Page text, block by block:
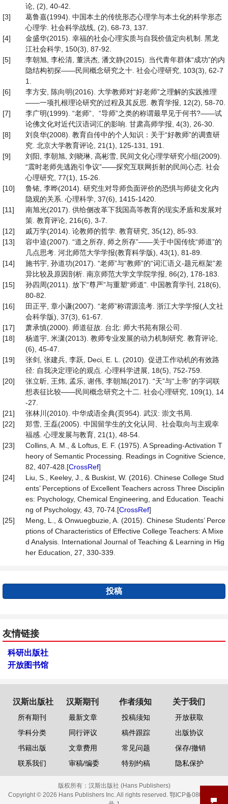
论, (2), 40-42.
[3]
葛鲁嘉(1994). 中国本土的传统形态心理学与本土化的科学形态
心理学. 社会科学战线, (2), 68-73, 137.
[4]
金盛华(2015). 幸福的社会心理实质与自我价值定向机制. 黑龙
江社会科学, 150(3), 87-92.
[5]
李朝旭, 李松清, 董洪杰, 潘文静(2015). 当代青年群体“成功”的内
隐结构初探——民间概念研究之十. 社会心理研究, 103(3), 62-7
1.
[6]
李方安, 陈向明(2016). 大学教师对“好老师”之理解的实践推理
——一项扎根理论研究的过程及其反思. 教育学报, 12(2), 58-70.
[7]
李广明(1999). “老师”、“导师”之类的称谓最早见于何书?——试
论佛文化对近代汉语词汇的影响. 甘肃高师学报, 4(3), 26-30.
[8]
刘良华(2008). 教育自传中的个人知识：关于“好教师”的调查研
究. 北京大学教育评论, 21(1), 125-131, 191.
[9]
刘阳, 李朝旭, 刘晓琳, 高彬雪, 民间文化心理学研究小组(2009).
“震时老师先逃跑引争议”——探究互联网折射的民间心态. 社会
心理研究, 77(1), 15-26.
[10]
鲁铱, 李晔(2014). 研究生对导师负面评价的恐惧与师徒文化内
隐观的关系. 心理科学, 37(6), 1415-1420.
[11]
南旭光(2017). 供给侧改革下我国高等教育的现实矛盾和发展对
策. 教育评论, 216(6), 3-7.
[12]
戚万学(2014). 论教师的哲学. 教育研究, 35(12), 85-93.
[13]
容中逵(2007). “道之所存, 师之所存”——关于中国传统“师道”的
几点思考. 河北师范大学学报(教育科学版), 43(1), 81-89.
[14]
施书宇, 孙道功(2017). “老师”与“教师”的“词汇语义-题元框架”差
异比较及原因剖析. 南京师范大学文学院学报, 86(2), 178-183.
[15]
孙四周(2011). 放下“尊严”与重塑“师道”. 中国教育学刊, 218(6),
80-82.
[16]
田正平, 章小谦(2007). “老师”称谓源流考. 浙江大学学报(人文社
会科学版), 37(3), 61-67.
[17]
萧承慎(2000). 师道征故. 台北: 师大书苑有限公司.
[18]
杨道宇, 米潇(2013). 教师专业发展的动力机制研究. 教育评论,
(6), 45-47.
[19]
张剑, 张建兵, 李跃, Deci, E. L. (2010). 促进工作动机的有效路
径: 自我决定理论的观点. 心理科学进展, 18(5), 752-759.
[20]
张立昕, 王炜, 孟乐, 谢伟, 李朝旭(2017). “天”与“上帝”的字词联
想表征比较——民间概念研究之十二. 社会心理研究, 109(1), 14
-27.
[21]
张林川(2010). 中华成语全典(页954). 武汉: 崇文书局.
[22]
郑雪, 王磊(2005). 中国留学生的文化认同、社会取向与主观幸
福感. 心理发展与教育, 21(1), 48-54.
[23]
Collins, A. M., & Loftus, E. F. (1975). A Spreading-Activation T
heory of Semantic Processing. Readings in Cognitive Science,
82, 407-428.[CrossRef]
[24]
Liu, S., Keeley, J., & Buskist, W. (2016). Chinese College Stud
ents’ Perceptions of Excellent Teachers across Three Disciplin
es: Psychology, Chemical Engineering, and Education. Teachi
ng of Psychology, 43, 70-74.[CrossRef]
[25]
Meng, L., & Onwuegbuzie, A. (2015). Chinese Students’ Perce
ptions of Characteristics of Effective College Teachers: A Mixe
d Analysis. International Journal of Teaching & Learning in Hig
her Education, 27, 330-339.
投稿
友情链接
科研出版社
开放图书馆
汉斯出版社
所有期刊
学科分类
书籍出版
联系我们
汉斯期刊
最新文章
同行评议
文章费用
审稿/编委
作者须知
投稿须知
稿件跟踪
常见问题
特别约稿
关于我们
开放获取
出版协议
保存/撤销
隐私保护
版权所有： 汉斯出版社 (Hans Publishers)
Copyright © 2026 Hans Publishers Inc. All rights reserved. 鄂ICP备08006613